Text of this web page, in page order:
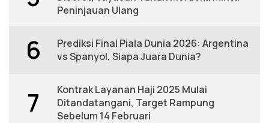
Peninjauan Ulang
6
Prediksi Final Piala Dunia 2026: Argentina
vs Spanyol, Siapa Juara Dunia?
7
Kontrak Layanan Haji 2025 Mulai
Ditandatangani, Target Rampung
Sebelum 14 Februari